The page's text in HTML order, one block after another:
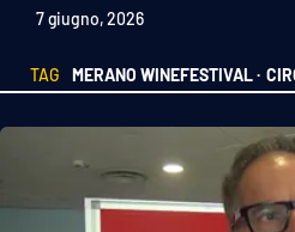
Cultura
Podcast
Editoriali
7 giugno, 2026
TAG MERANO WINEFESTIVAL ·